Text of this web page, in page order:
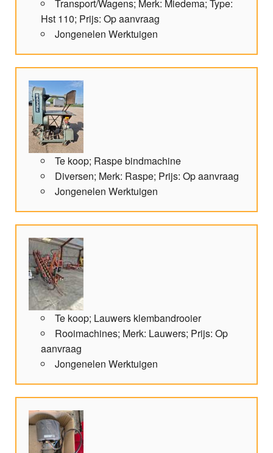
Transport/Wagens; Merk: Miedema; Type:
Hst 110; Prijs: Op aanvraag
Jongenelen Werktuigen
Te koop; Raspe bindmachine
Diversen; Merk: Raspe; Prijs: Op aanvraag
Jongenelen Werktuigen
Te koop; Lauwers klembandrooier
Rooimachines; Merk: Lauwers; Prijs: Op
aanvraag
Jongenelen Werktuigen